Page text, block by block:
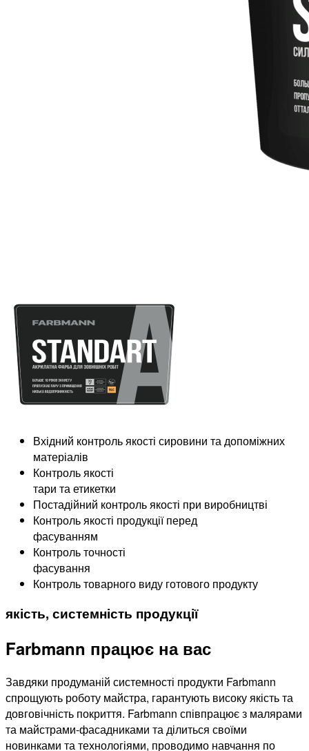
Вхідний контроль якості сировини та допоміжних
матеріалів
Контроль якості
тари та етикетки
Постадійний контроль якості при виробництві
Контроль якості продукції перед
фасуванням
Контроль точності
фасування
Контроль товарного виду готового продукту
якість, системність продукції
Farbmann працює на вас
Завдяки продуманій системності продукти Farbmann
спрощують роботу майстра, гарантують високу якість та
довговічність покриття. Farbmann співпрацює з малярами
та майстрами-фасадниками та ділиться своїми
новинками та технологіями, проводимо навчання по